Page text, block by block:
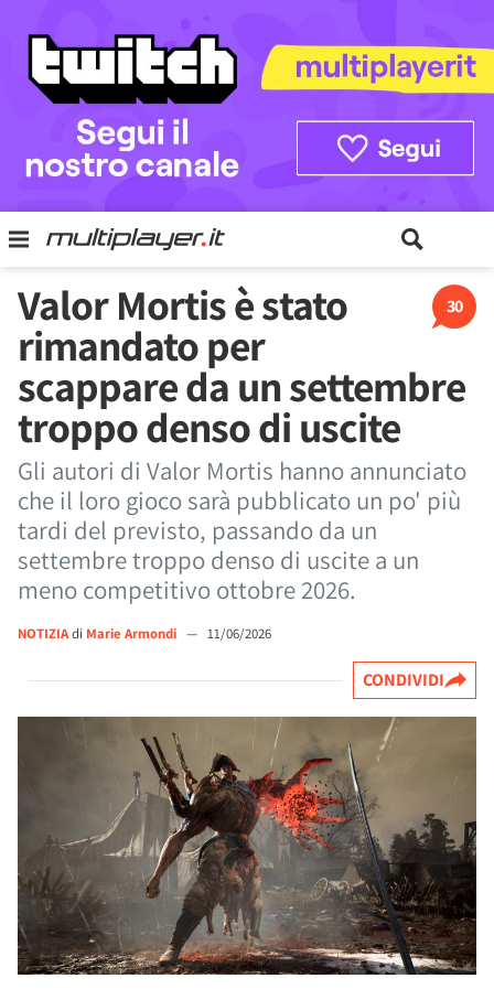
30
Valor Mortis è stato
rimandato per
scappare da un settembre
troppo denso di uscite
Gli autori di Valor Mortis hanno annunciato
che il loro gioco sarà pubblicato un po' più
tardi del previsto, passando da un
settembre troppo denso di uscite a un
meno competitivo ottobre 2026.
NOTIZIAdi Marie Armondi — 11/06/2026
CONDIVIDI